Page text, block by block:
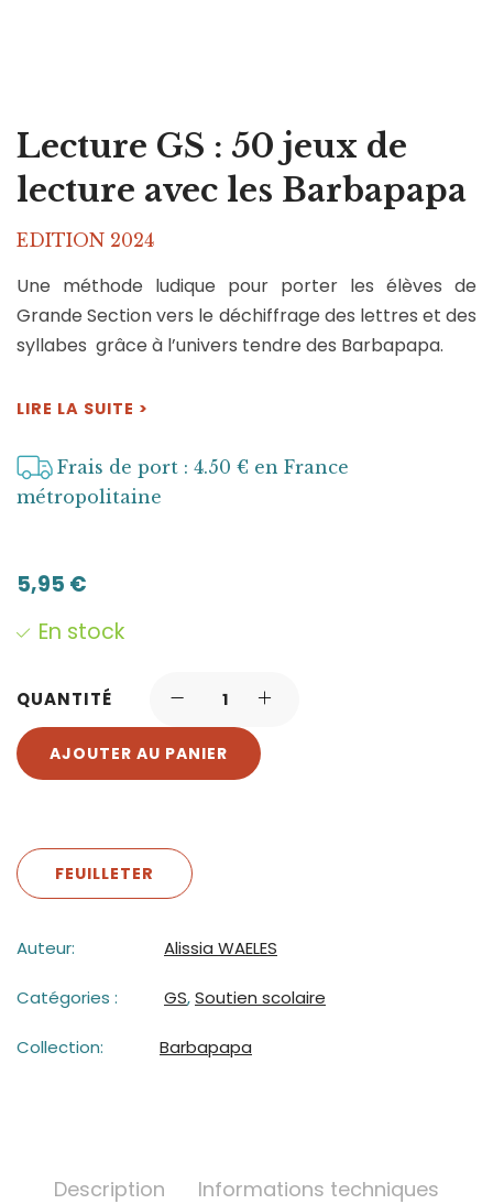
Lecture GS : 50 jeux de
lecture avec les Barbapapa
EDITION 2024
Une méthode ludique pour porter les élèves de
Grande Section vers le déchiffrage des lettres et des
syllabes grâce à l’univers tendre des Barbapapa.
LIRE LA SUITE >
Frais de port : 4.50 € en France
métropolitaine
5,95 €
En stock
QUANTITÉ
AJOUTER AU PANIER
FEUILLETER
Auteur: Alissia WAELES
Catégories : GS,Soutien scolaire
Collection: Barbapapa
Description
Informations techniques